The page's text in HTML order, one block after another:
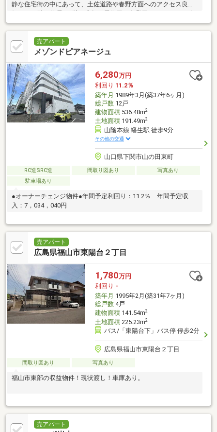
静な住宅街の中にあって、土佐道路や春野方面へのアクセス良
も満たす構成です！
売アパート
メゾンドピアネージュ
6,280万円
利回り 11.2％
築年月 1989年3月(築37年6ヶ月)
総戸数12戸
建物面積536.48m2
土地面積191.49m2
山陰本線 幡生駅 徒歩9分
その他の交通
山口県下関市山の田東町
RC造SRC造 間取り図あり
写真あり
駐車場あり
●オーナーチェンジ物件●年間予定利回り：11.2％ 年間予定収
入：7，034，040円
売アパート
広島県福山市東陽台２丁目
1,780万円
利回り -
築年月 1995年2月(築31年7ヶ月)
総戸数4戸
建物面積141.54m2
土地面積225.23m2
バス/「東陽台下」バス停 停歩2分
広島県福山市東陽台２丁目
間取り図あり 写真あり
福山市東部の収益物件！現状渡し！車庫あり。
売アパート